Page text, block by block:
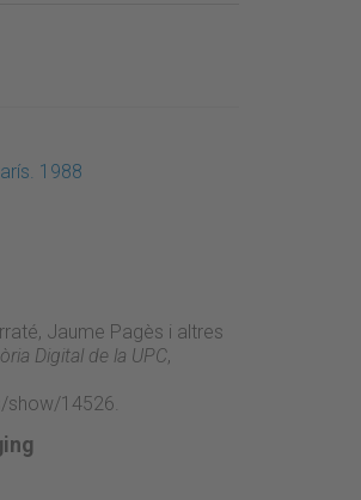
1988
Jaume Pagès i altres
Digital de la UPC,
show/14526